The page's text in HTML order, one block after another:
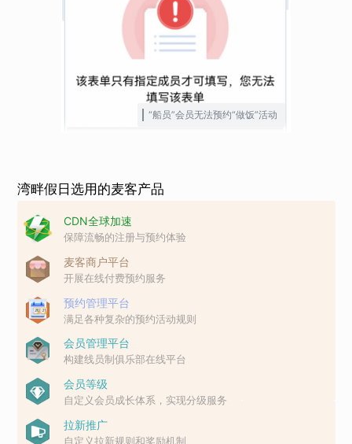
“船员”会员无法预约“做饭”活动
湾畔假日选用的麦客产品
CDN全球加速
保障流畅的注册与预约体验
麦客商户平台
开展在线付费预约服务
预约管理平台
满足各种复杂的预约活动规则
会员管理平台
构建线员制俱乐部在线平台
会员等级
自定义会员成长体系，实现分级服务
拉新推广
自定义拉新规则和奖励机制